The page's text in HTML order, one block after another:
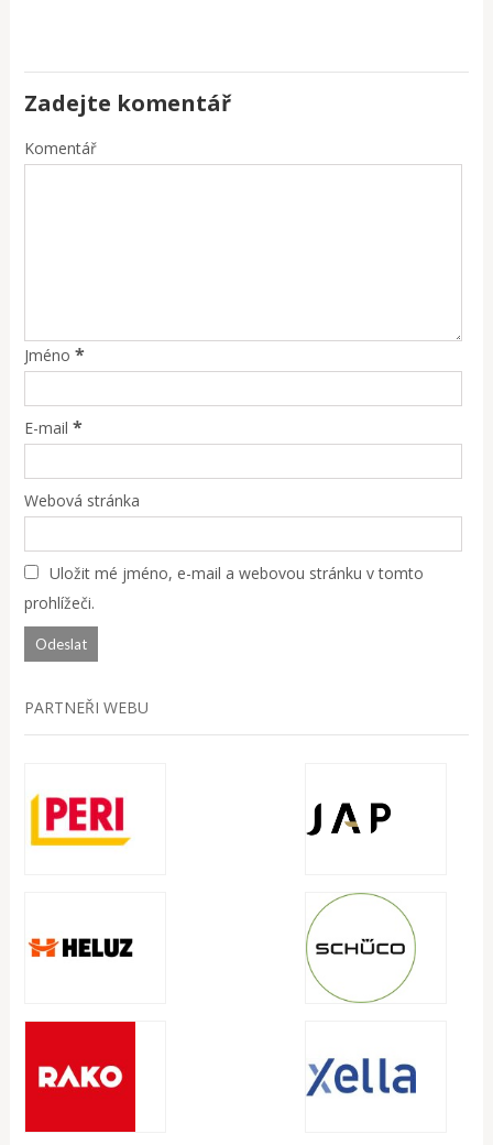
Zadejte komentář
Komentář
Jméno *
E-mail *
Webová stránka
Uložit mé jméno, e-mail a webovou stránku v tomto
prohlížeči.
PARTNEŘI WEBU